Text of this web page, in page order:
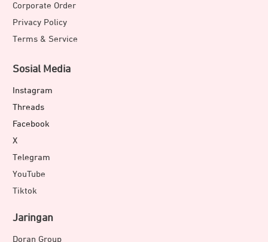
Corporate Order
Privacy Policy
Terms & Service
Sosial Media
Instagram
Threads
Facebook
X
Telegram
YouTube
Tiktok
Jaringan
Doran Group